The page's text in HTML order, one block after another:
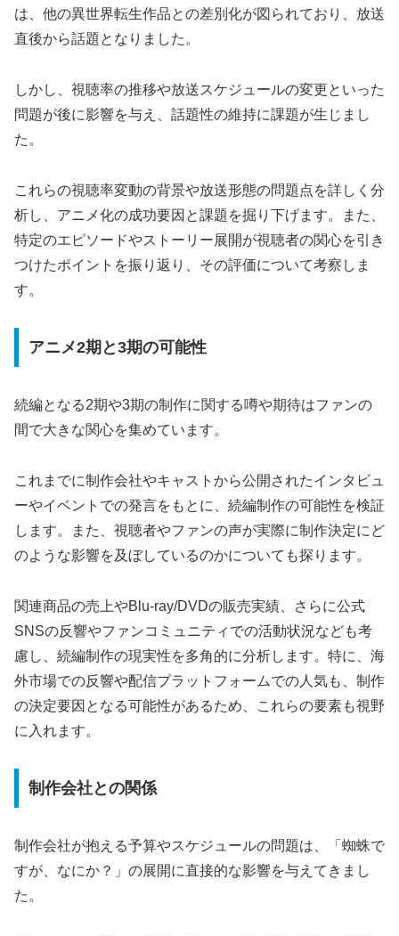
は、他の異世界転生作品との差別化が図られており、放送
直後から話題となりました。
しかし、視聴率の推移や放送スケジュールの変更といった
問題が後に影響を与え、話題性の維持に課題が生じまし
た。
これらの視聴率変動の背景や放送形態の問題点を詳しく分
析し、アニメ化の成功要因と課題を掘り下げます。また、
特定のエピソードやストーリー展開が視聴者の関心を引き
つけたポイントを振り返り、その評価について考察しま
す。
アニメ2期と3期の可能性
続編となる2期や3期の制作に関する噂や期待はファンの
間で大きな関心を集めています。
これまでに制作会社やキャストから公開されたインタビュ
ーやイベントでの発言をもとに、続編制作の可能性を検証
します。また、視聴者やファンの声が実際に制作決定にど
のような影響を及ぼしているのかについても探ります。
関連商品の売上やBlu-ray/DVDの販売実績、さらに公式
SNSの反響やファンコミュニティでの活動状況なども考
慮し、続編制作の現実性を多角的に分析します。特に、海
外市場での反響や配信プラットフォームでの人気も、制作
の決定要因となる可能性があるため、これらの要素も視野
に入れます。
制作会社との関係
制作会社が抱える予算やスケジュールの問題は、「蜘蛛で
すが、なにか？」の展開に直接的な影響を与えてきまし
た。